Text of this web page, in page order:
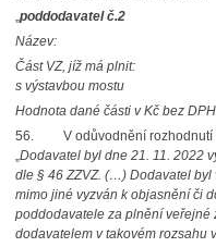
„poddodavatel č.2
Název:
Část VZ, jíž má plnit:
s výstavbou mostu
Hodnota dané části v Kč bez
56. V odůvodnění rozhodnutí
„Dodavatel byl dne 21. 11. 2022
dle § 46 ZZVZ. (…) Dodavatel
mimo jiné vyzván k objasnění či
poddodavatele za plnění
dodavatelem v takovém rozsahu